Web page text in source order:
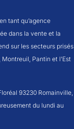
tant qu’agence
dans la vente et la
sur les secteurs prisés
Pantin et l’Est
93230 Romainville,
du lundi au